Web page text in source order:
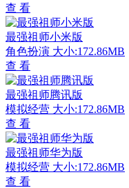
查 看
最强祖师小米版
角色扮演 大小:172.86MB
查 看
最强祖师腾讯版
模拟经营 大小:172.86MB
查 看
最强祖师华为版
模拟经营 大小:172.86MB
查 看